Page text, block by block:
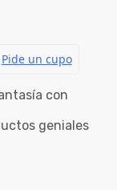
con
geniales